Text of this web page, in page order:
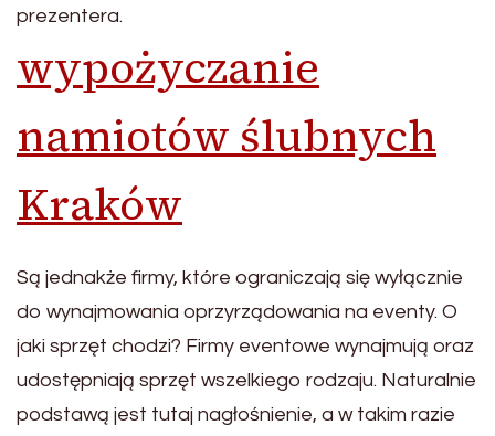
prezentera.
wypożyczanie
namiotów ślubnych
Kraków
Są jednakże firmy, które ograniczają się wyłącznie
do wynajmowania oprzyrządowania na eventy. O
jaki sprzęt chodzi? Firmy eventowe wynajmują oraz
udostępniają sprzęt wszelkiego rodzaju. Naturalnie
podstawą jest tutaj nagłośnienie, a w takim razie